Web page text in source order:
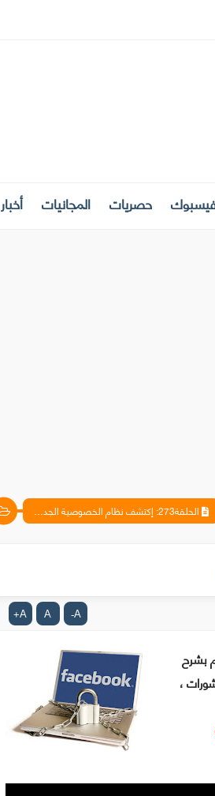
حصريات المجانيات أخبار
الحلقة273: إكتشف نظام الخصوصية الجديد على الفيسبوك
A
-
A
A
+
بشرح
،